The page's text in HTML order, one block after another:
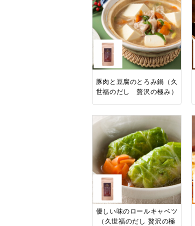
豚肉と豆腐のとろみ鍋（久
世福のだし 贅沢の極み）
優しい味のロールキャベツ
（久世福のだし 贅沢の極